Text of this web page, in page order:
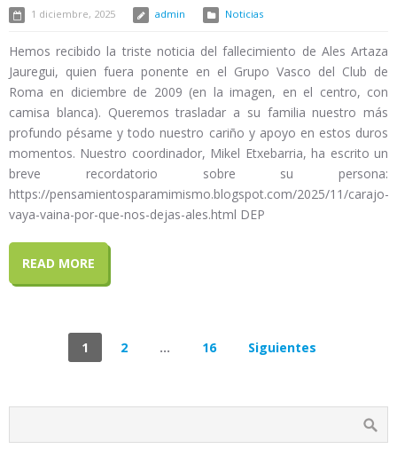
1 diciembre, 2025 admin Noticias
Hemos recibido la triste noticia del fallecimiento de Ales Artaza
Jauregui, quien fuera ponente en el Grupo Vasco del Club de
Roma en diciembre de 2009 (en la imagen, en el centro, con
camisa blanca). Queremos trasladar a su familia nuestro más
profundo pésame y todo nuestro cariño y apoyo en estos duros
momentos. Nuestro coordinador, Mikel Etxebarria, ha escrito un
breve recordatorio sobre su persona:
https://pensamientosparamimismo.blogspot.com/2025/11/carajo-
vaya-vaina-por-que-nos-dejas-ales.html DEP
READ MORE
1 2 … 16 Siguientes